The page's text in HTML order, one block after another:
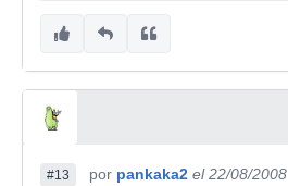
#13 por pankaka2 el 22/08/2008